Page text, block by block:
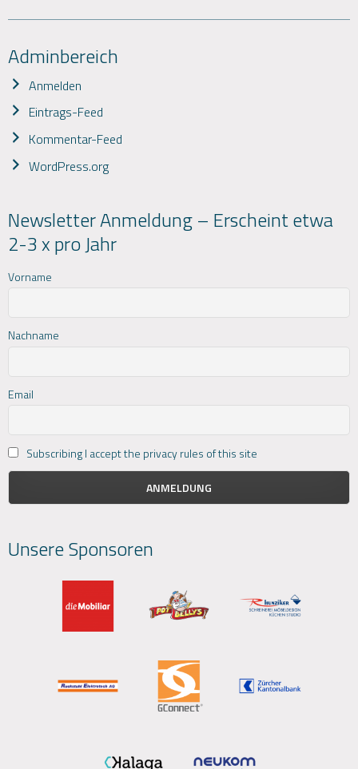
Adminbereich
Anmelden
Eintrags-Feed
Kommentar-Feed
WordPress.org
Newsletter Anmeldung – Erscheint etwa
2-3 x pro Jahr
Vorname
Nachname
Email
Subscribing I accept the privacy rules of this site
Unsere Sponsoren